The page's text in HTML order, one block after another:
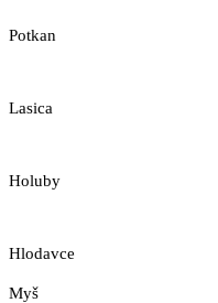
Potkan
Lasica
Holuby
Hlodavce
Myš